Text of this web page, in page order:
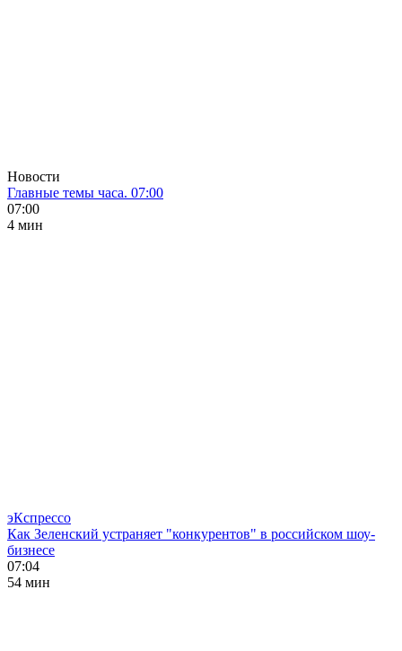
Новости
Главные темы часа. 07:00
07:00
4 мин
эКспрессо
Как Зеленский устраняет "конкурентов" в российском шоу-
бизнесе
07:04
54 мин